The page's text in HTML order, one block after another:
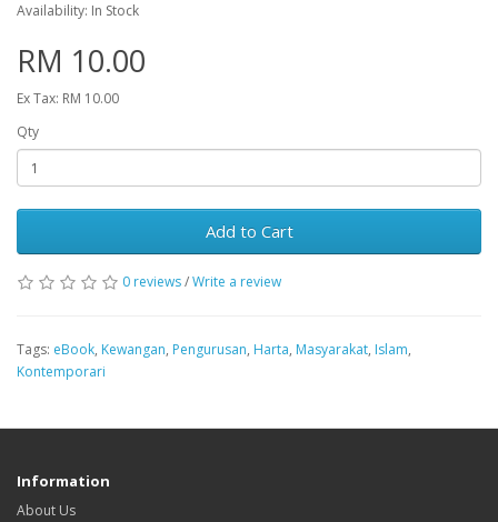
Availability: In Stock
RM 10.00
Ex Tax: RM 10.00
Qty
Add to Cart
0 reviews/Write a review
Tags: eBook, Kewangan, Pengurusan, Harta, Masyarakat, Islam,
Kontemporari
Information
About Us